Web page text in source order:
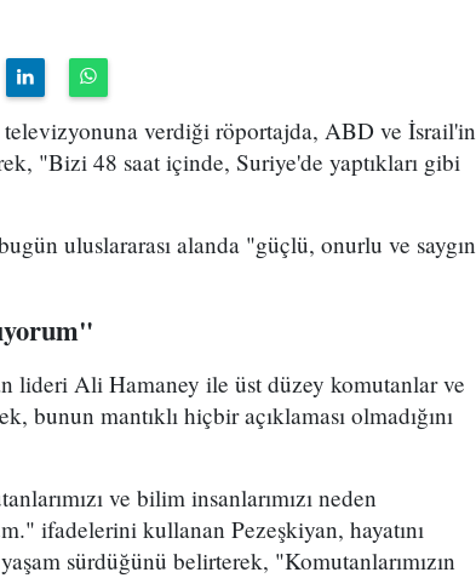
verdiği röportajda, ABD ve İsrail'in
"Bizi 48 saat içinde, Suriye'de yaptıkları gibi
uluslararası alanda "güçlü, onurlu ve saygın
lideri Ali Hamaney ile üst düzey komutanlar ve
bunun mantıklı hiçbir açıklaması olmadığını
ve bilim insanlarımızı neden
ifadelerini kullanan Pezeşkiyan, hayatını
sürdüğünü belirterek, "Komutanlarımızın